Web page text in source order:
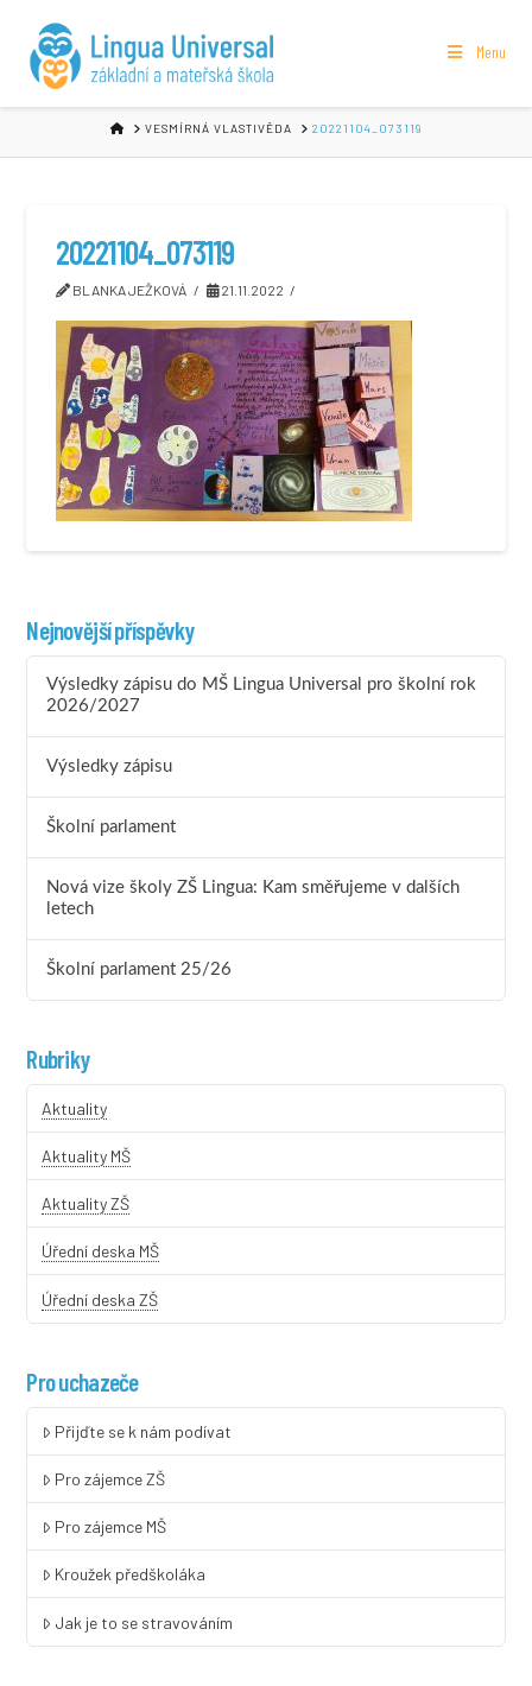
Menu
HOMEVESMÍRNÁ VLASTIVĚDA 20221104_073119
20221104_073119
BLANKA JEŽKOVÁ 21.11.2022
Nejnovější příspěvky
Výsledky zápisu do MŠ Lingua Universal pro školní rok
2026/2027
Výsledky zápisu
Školní parlament
Nová vize školy ZŠ Lingua: Kam směřujeme v dalších
letech
Školní parlament 25/26
Rubriky
Aktuality
Aktuality MŠ
Aktuality ZŠ
Úřední deska MŠ
Úřední deska ZŠ
Pro uchazeče
Přijďte se k nám podívat
Pro zájemce ZŠ
Pro zájemce MŠ
Kroužek předškoláka
Jak je to se stravováním